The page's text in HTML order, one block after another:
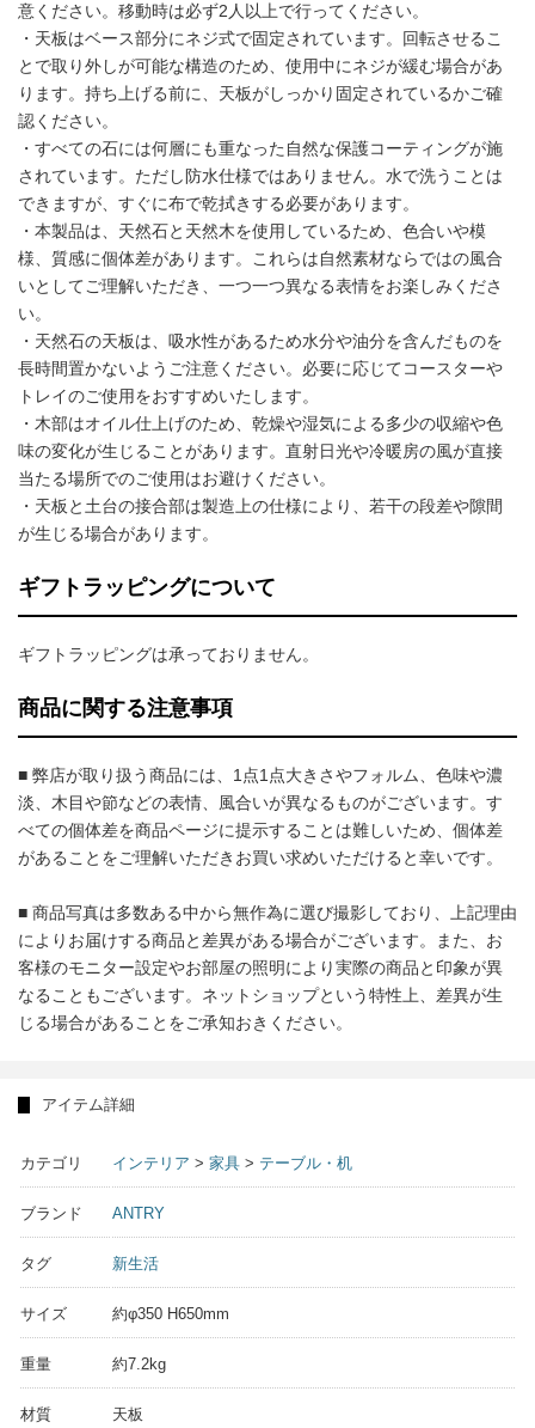
意ください。移動時は必ず2人以上で行ってください。
・天板はベース部分にネジ式で固定されています。回転させるこ
とで取り外しが可能な構造のため、使用中にネジが緩む場合があ
ります。持ち上げる前に、天板がしっかり固定されているかご確
認ください。
・すべての石には何層にも重なった自然な保護コーティングが施
されています。ただし防水仕様ではありません。水で洗うことは
できますが、すぐに布で乾拭きする必要があります。
・本製品は、天然石と天然木を使用しているため、色合いや模
様、質感に個体差があります。これらは自然素材ならではの風合
いとしてご理解いただき、一つ一つ異なる表情をお楽しみくださ
い。
・天然石の天板は、吸水性があるため水分や油分を含んだものを
長時間置かないようご注意ください。必要に応じてコースターや
トレイのご使用をおすすめいたします。
・木部はオイル仕上げのため、乾燥や湿気による多少の収縮や色
味の変化が生じることがあります。直射日光や冷暖房の風が直接
当たる場所でのご使用はお避けください。
・天板と土台の接合部は製造上の仕様により、若干の段差や隙間
が生じる場合があります。
ギフトラッピングについて
ギフトラッピングは承っておりません。
商品に関する注意事項
■ 弊店が取り扱う商品には、1点1点大きさやフォルム、色味や濃
淡、木目や節などの表情、風合いが異なるものがございます。す
べての個体差を商品ページに提示することは難しいため、個体差
があることをご理解いただきお買い求めいただけると幸いです。
■ 商品写真は多数ある中から無作為に選び撮影しており、上記理由
によりお届けする商品と差異がある場合がございます。また、お
客様のモニター設定やお部屋の照明により実際の商品と印象が異
なることもございます。ネットショップという特性上、差異が生
じる場合があることをご承知おきください。
アイテム詳細
カテゴリ インテリア > 家具 > テーブル・机
ブランド ANTRY
タグ 新生活
サイズ 約φ350 H650mm
重量 約7.2kg
材質 天板